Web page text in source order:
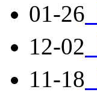
01-26
12-02
11-18